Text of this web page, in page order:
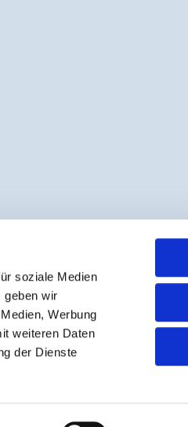
soziale Medien
geben wir
Werbung
weiteren Daten
der Dienste
.